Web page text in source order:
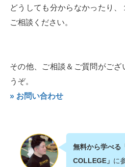
どうしても分からなかったり
ご相談ください。
その他、ご相談＆ご質問がご
うぞ。
» お問い合わせ
無料から学べる
COLLEGE」 に